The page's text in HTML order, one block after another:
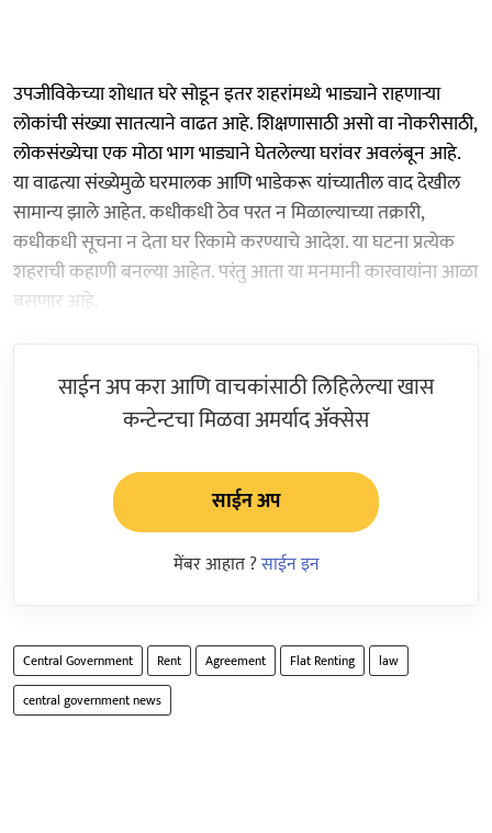
उपजीविकेच्या शोधात घरे सोडून इतर शहरांमध्ये भाड्याने राहणाऱ्या
लोकांची संख्या सातत्याने वाढत आहे. शिक्षणासाठी असो वा नोकरीसाठी,
लोकसंख्येचा एक मोठा भाग भाड्याने घेतलेल्या घरांवर अवलंबून आहे.
या वाढत्या संख्येमुळे घरमालक आणि भाडेकरू यांच्यातील वाद देखील
सामान्य झाले आहेत. कधीकधी ठेव परत न मिळाल्याच्या तक्रारी,
कधीकधी सूचना न देता घर रिकामे करण्याचे आदेश. या घटना प्रत्येक
शहराची कहाणी बनल्या आहेत. परंतु आता या मनमानी कारवायांना आळा
बसणार आहे.
साईन अप करा आणि वाचकांसाठी लिहिलेल्या खास
कन्टेन्टचा मिळवा अमर्याद ॲक्सेस
साईन अप
मेंबर आहात ?साईन इन
Central Government Rent Agreement Flat Renting
law
central government news